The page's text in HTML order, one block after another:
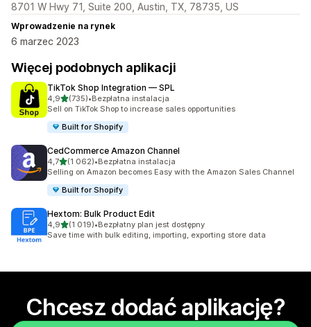
8701 W Hwy 71, Suite 200, Austin, TX, 78735, US
Wprowadzenie na rynek
6 marzec 2023
Więcej podobnych aplikacji
TikTok Shop Integration — SPL
4,9na 5 gwiazdek
(735)
Łączna liczba recenzji: 735
•Bezpłatna instalacja
Sell on TikTok Shop to increase sales opportunities
Built for Shopify
CedCommerce Amazon Channel
4,7na 5 gwiazdek
(1 062)
Łączna liczba recenzji: 1062
•Bezpłatna instalacja
Selling on Amazon becomes Easy with the Amazon Sales Channel
Built for Shopify
Hextom: Bulk Product Edit
4,9na 5 gwiazdek
(1 019)
Łączna liczba recenzji: 1019
•Bezpłatny plan jest dostępny
Save time with bulk editing, importing, exporting store data
Chcesz dodać aplikację?